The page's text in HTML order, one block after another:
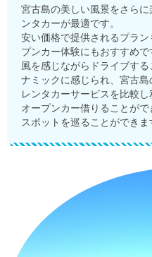
宮古島の美しい風景をさら
ンタカーが最適です。
安い価格で提供されるプラ
プンカー体験にもおすすめで
風を感じながらドライブす
ナミックに感じられ、宮古島
レンタカーサービスを比較
オープンカー借りることが
スポットを巡ることができま